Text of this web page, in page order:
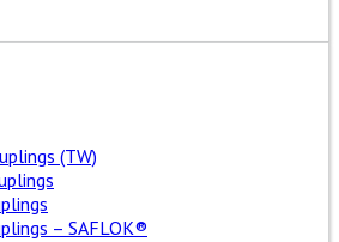
(TW)
– SAFLOK®